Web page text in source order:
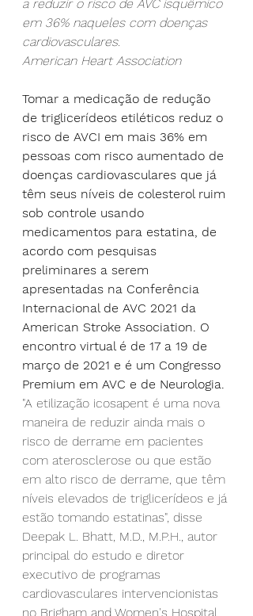
a reduzir o risco de AVC isquêmico
em 36% naqueles com doenças
cardiovasculares.
American Heart Association
Tomar a medicação de redução
de triglicerídeos etiléticos reduz o
risco de AVCI em mais 36% em
pessoas com risco aumentado de
doenças cardiovasculares que já
têm seus níveis de colesterol ruim
sob controle usando
medicamentos para estatina, de
acordo com pesquisas
preliminares a serem
apresentadas na Conferência
Internacional de AVC 2021 da
American Stroke Association. O
encontro virtual é de 17 a 19 de
março de 2021 e é um Congresso
Premium em AVC e de Neurologia.
"A etilização icosapent é uma nova
maneira de reduzir ainda mais o
risco de derrame em pacientes
com aterosclerose ou que estão
em alto risco de derrame, que têm
níveis elevados de triglicerídeos e já
estão tomando estatinas", disse
Deepak L. Bhatt, M.D., M.P.H., autor
principal do estudo e diretor
executivo de programas
cardiovasculares intervencionistas
no Brigham and Women's Hospital